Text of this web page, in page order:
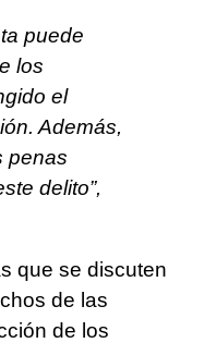
puede
los
el
Además,
penas
delito”,
que se discuten
de las
de los